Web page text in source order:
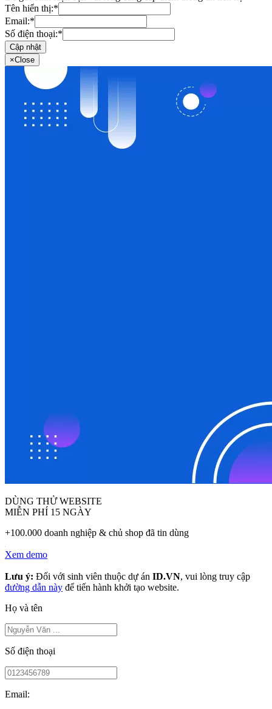
Tên hiển thị:*
Email:*
Số điện thoại:*
Cập nhật
×Close
DÙNG THỬ WEBSITE
MIỄN PHÍ 15 NGÀY
+100.000 doanh nghiệp & chủ shop đã tin dùng
Xem demo
Lưu ý: Đối với sinh viên thuộc dự án ID.VN, vui lòng truy cập
đường dẫn này để tiến hành khởi tạo website.
Họ và tên
Số điện thoại
Email: